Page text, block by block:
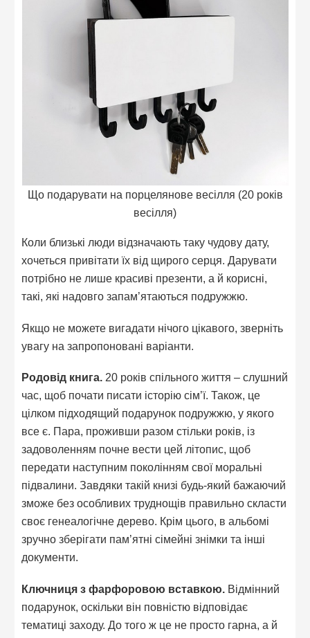
Що подарувати на порцелянове весілля (20 років
весілля)
Коли близькі люди відзначають таку чудову дату,
хочеться привітати їх від щирого серця. Дарувати
потрібно не лише красиві презенти, а й корисні,
такі, які надовго запам’ятаються подружжю.
Якщо не можете вигадати нічого цікавого, зверніть
увагу на запропоновані варіанти.
Родовід книга. 20 років спільного життя – слушний
час, щоб почати писати історію сім’ї. Також, це
цілком підходящий подарунок подружжю, у якого
все є. Пара, проживши разом стільки років, із
задоволенням почне вести цей літопис, щоб
передати наступним поколінням свої моральні
підвалини. Завдяки такій книзі будь-який бажаючий
зможе без особливих труднощів правильно скласти
своє генеалогічне дерево. Крім цього, в альбомі
зручно зберігати пам’ятні сімейні знімки та інші
документи.
Ключниця з фарфоровою вставкою. Відмінний
подарунок, оскільки він повністю відповідає
тематиці заходу. До того ж це не просто гарна, а й